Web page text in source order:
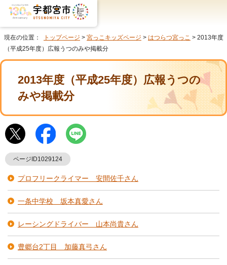
現在の位置： トップページ > 宮っこキッズページ > はつらつ宮っこ > 2013年度
（平成25年度）広報うつのみや掲載分
2013年度（平成25年度）広報うつの
みや掲載分
ページID1029124
プロフリークライマー 安間佐千さん
一条中学校 坂本真愛さん
レーシングドライバー 山本尚貴さん
豊郷台2丁目 加藤真弓さん